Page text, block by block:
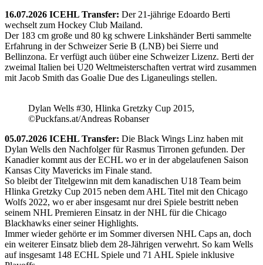
16.07.2026 ICEHL Transfer: Der 21-jährige Edoardo Berti
wechselt zum Hockey Club Mailand.
Der 183 cm große und 80 kg schwere Linkshänder Berti sammelte
Erfahrung in der Schweizer Serie B (LNB) bei Sierre und
Bellinzona. Er verfügt auch üüber eine Schweizer Lizenz. Berti der
zweimal Italien bei U20 Weltmeisterschaften vertrat wird zusammen
mit Jacob Smith das Goalie Due des Liganeulings stellen.
Dylan Wells #30, Hlinka Gretzky Cup 2015,
©Puckfans.at/Andreas Robanser
05.07.2026 ICEHL Transfer: Die Black Wings Linz haben mit
Dylan Wells den Nachfolger für Rasmus Tirronen gefunden. Der
Kanadier kommt aus der ECHL wo er in der abgelaufenen Saison
Kansas City Mavericks im Finale stand.
So bleibt der Titelgewinn mit dem kanadischen U18 Team beim
Hlinka Gretzky Cup 2015 neben dem AHL Titel mit den Chicago
Wolfs 2022, wo er aber insgesamt nur drei Spiele bestritt neben
seinem NHL Premieren Einsatz in der NHL für die Chicago
Blackhawks einer seiner Highlights.
Immer wieder gehörte er im Sommer diversen NHL Caps an, doch
ein weiterer Einsatz blieb dem 28-Jährigen verwehrt. So kam Wells
auf insgesamt 148 ECHL Spiele und 71 AHL Spiele inklusive